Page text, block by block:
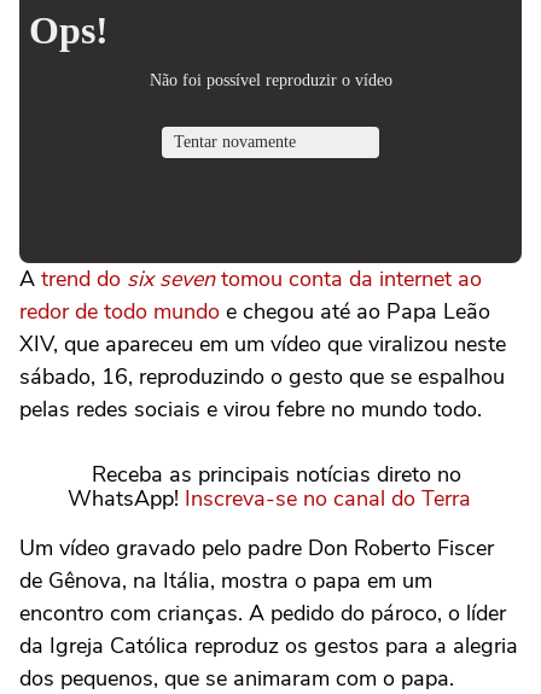
A trend do six seventomou conta da internet ao
redor de todo mundo e chegou até ao Papa Leão
XIV, que apareceu em um vídeo que viralizou neste
sábado, 16, reproduzindo o gesto que se espalhou
pelas redes sociais e virou febre no mundo todo.
Receba as principais notícias direto no
WhatsApp! Inscreva-se no canal do Terra
Um vídeo gravado pelo padre Don Roberto Fiscer
de Gênova, na Itália, mostra o papa em um
encontro com crianças. A pedido do pároco, o líder
da Igreja Católica reproduz os gestos para a alegria
dos pequenos, que se animaram com o papa.